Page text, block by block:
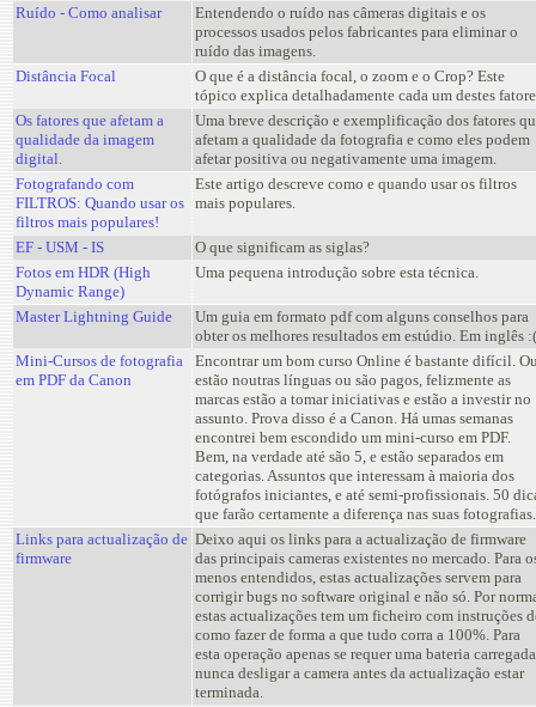
Ruído - Como analisar
Entendendo o ruído nas câmeras digitais e os
processos usados pelos fabricantes para eliminar o
ruído das imagens.
Distância Focal
O que é a distância focal, o zoom e o Crop? Este
tópico explica detalhadamente cada um destes
Os fatores que afetam a
qualidade da imagem
digital.
Uma breve descrição e exemplificação dos fatores
afetam a qualidade da fotografia e como eles podem
afetar positiva ou negativamente uma imagem.
Fotografando com
FILTROS: Quando usar os
filtros mais populares!
Este artigo descreve como e quando usar os filtros
mais populares.
EF - USM - IS
O que significam as siglas?
Fotos em HDR (High
Dynamic Range)
Uma pequena introdução sobre esta técnica.
Master Lightning Guide
Um guia em formato pdf com alguns conselhos para
obter os melhores resultados em estúdio. Em inglês :(
Mini-Cursos de fotografia
em PDF da Canon
Encontrar um bom curso Online é bastante difícil.
estão noutras línguas ou são pagos, felizmente as
marcas estão a tomar iniciativas e estão a investir no
assunto. Prova disso é a Canon. Há umas semanas
encontrei bem escondido um mini-curso em PDF.
Bem, na verdade até são 5, e estão separados em
categorias. Assuntos que interessam à maioria dos
fotógrafos iniciantes, e até semi-profissionais. 50
que farão certamente a diferença nas suas fotografias.
Links para actualização de
firmware
Deixo aqui os links para a actualização de firmware
das principais cameras existentes no mercado. Para
menos entendidos, estas actualizações servem para
corrigir bugs no software original e não só. Por
estas actualizações tem um ficheiro com instruções
como fazer de forma a que tudo corra a 100%. Para
esta operação apenas se requer uma bateria
nunca desligar a camera antes da actualização estar
terminada.